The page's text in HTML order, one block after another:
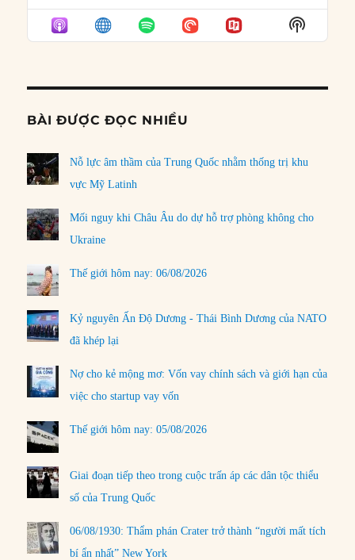
EPISODE
EPISODES
LIST
Show
Podcast
BÀI ĐƯỢC ĐỌC NHIỀU
Nỗ lực âm thầm của Trung Quốc nhằm thống trị khu
vực Mỹ Latinh
Mối nguy khi Châu Âu do dự hỗ trợ phòng không cho
Ukraine
Thế giới hôm nay: 06/08/2026
Kỷ nguyên Ấn Độ Dương - Thái Bình Dương của NATO
đã khép lại
Nợ cho kẻ mộng mơ: Vốn vay chính sách và giới hạn của
việc cho startup vay vốn
Thế giới hôm nay: 05/08/2026
Giai đoạn tiếp theo trong cuộc trấn áp các dân tộc thiểu
số của Trung Quốc
06/08/1930: Thẩm phán Crater trở thành “người mất tích
bí ẩn nhất” New York